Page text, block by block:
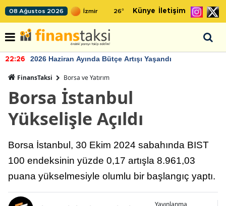
08 Ağustos 2026 26° Künye İletişim
22:26 2026 Haziran Ayında Bütçe Artışı Yaşandı
FinansTaksi Borsa ve Yatırım
Borsa İstanbul
Yükselişle Açıldı
Borsa İstanbul, 30 Ekim 2024 sabahında BIST
100 endeksinin yüzde 0,17 artışla 8.961,03
puana yükselmesiyle olumlu bir başlangıç yaptı.
Yayınlanma